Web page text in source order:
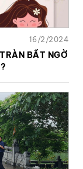
16/2/2024
BẤT NGỜ